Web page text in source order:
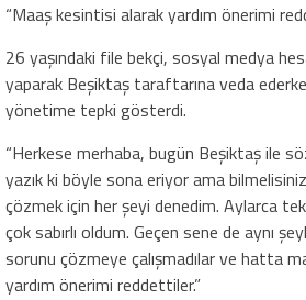
“Maaş kesintisi alarak yardım önerimi
26 yaşındaki file bekçi, sosyal medya
yaparak Beşiktaş taraftarına veda
yönetime tepki gösterdi.
“Herkese merhaba, bugün Beşiktaş ile
yazık ki böyle sona eriyor ama
çözmek için her şeyi denedim. Aylarca
çok sabırlı oldum. Geçen sene de aynı
sorunu çözmeye çalışmadılar ve hatta
yardım önerimi reddettiler.”